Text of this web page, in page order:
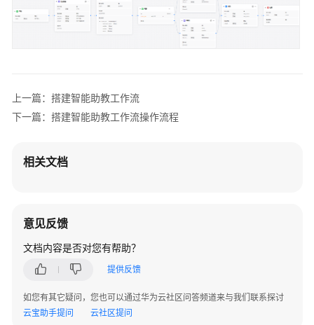
流
助
教
流
绍
搭
建
能
助
上一篇：搭建智能助教工作流
下一篇：搭建智能助教工作流操作流程
相关文档
意见反馈
文档内容是否对您有帮助？
提供反馈
如您有其它疑问，您也可以通过华为云社区问答频道来与我们联系探讨
云宝助手提问
云社区提问